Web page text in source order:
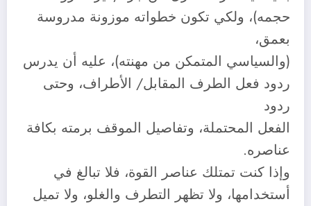
حجمه)، ولكي تكون خطواته موزونة مدروسة
بعمق،
(والسياسي المتمكن من مهنته)، عليه أن يدرس
ردود فعل الطرف المقابل/ الأطراف، وحتى
ردود
الفعل المحتملة، وتفاصيل الموقف برمته بكافة
عناصره.
وإذا كنت تمتلك عناصر القوة، فلا تبالغ في
أستخدامها، ولا تظهر التطرف والغلو، ولا تميل